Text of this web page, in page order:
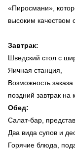
«Пиросмани»,
высоким качеством
Завтрак:
Шведский стол с
Яичная станция,
Возможность
поздний завтрак на
Обед:
Салат-бар,
Два вида супов и
Горячие блюда,